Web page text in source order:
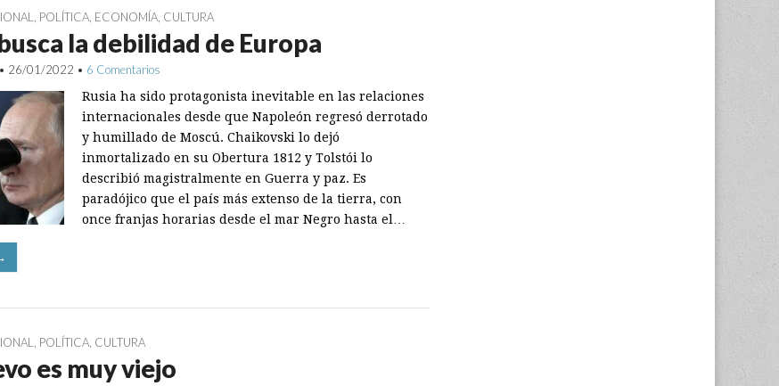
POLÍTICA ECONOMÍA CULTURA
la debilidad de Europa
• 26/01/2022 • 6 Comentarios
Rusia ha sido protagonista inevitable en las relaciones
internacionales desde que Napoleón regresó derrotado
y humillado de Moscú. Chaikovski lo dejó
inmortalizado en su Obertura 1812 y Tolstói lo
describió magistralmente en Guerra y paz. Es
paradójico que el país más extenso de la tierra, con
once franjas horarias desde el mar Negro hasta el…
POLÍTICA CULTURA
es muy viejo